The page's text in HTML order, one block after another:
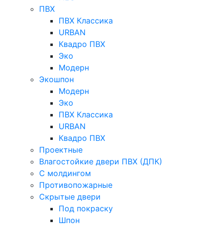
ПВХ
ПВХ Классика
URBAN
Квадро ПВХ
Эко
Модерн
Экошпон
Модерн
Эко
ПВХ Классика
URBAN
Квадро ПВХ
Проектные
Влагостойкие двери ПВХ (ДПК)
С молдингом
Противопожарные
Скрытые двери
Под покраску
Шпон